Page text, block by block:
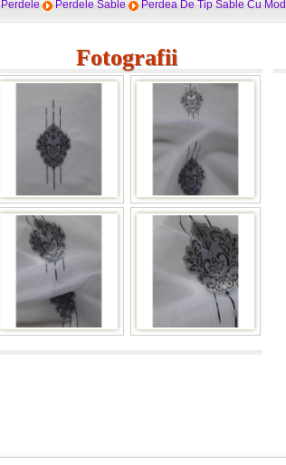
Perdele Perdele Sable Perdea De Tip Sable Cu
Fotografii